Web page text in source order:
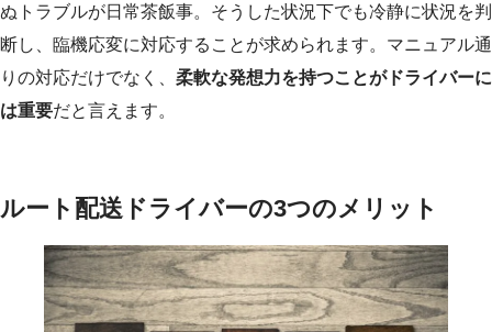
ぬトラブルが日常茶飯事。 そうした状況下でも冷静に状況を判
断し、臨機応変に対応することが求められます。 マニュアル通
りの対応だけでなく、 柔軟な発想力を持つことがドライバーに
は重要だと言えます。
ルート配送ドライバーの3つのメリット